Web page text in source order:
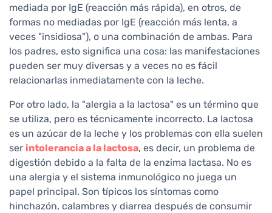
mediada por IgE (reacción más rápida), en otros, de
formas no mediadas por IgE (reacción más lenta, a
veces "insidiosa"), o una combinación de ambas. Para
los padres, esto significa una cosa: las manifestaciones
pueden ser muy diversas y a veces no es fácil
relacionarlas inmediatamente con la leche.
Por otro lado, la "alergia a la lactosa" es un término que
se utiliza, pero es técnicamente incorrecto. La lactosa
es un azúcar de la leche y los problemas con ella suelen
ser intolerancia a la lactosa, es decir, un problema de
digestión debido a la falta de la enzima lactasa. No es
una alergia y el sistema inmunológico no juega un
papel principal. Son típicos los síntomas como
hinchazón, calambres y diarrea después de consumir